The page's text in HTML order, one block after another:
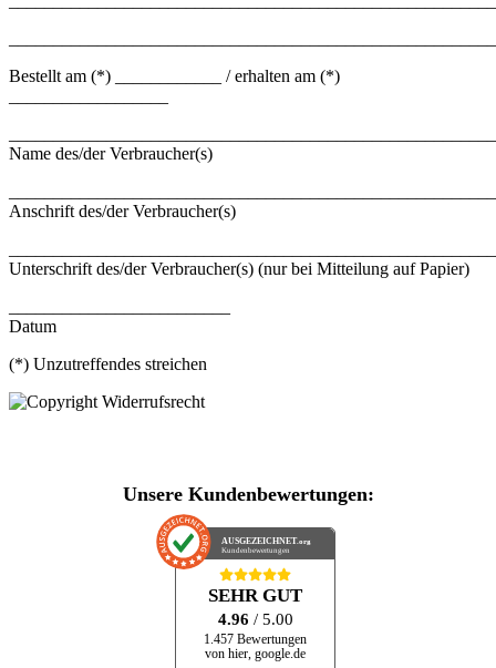
Bestellt am (*) ____________ / erhalten am (*)
Name des/der Verbraucher(s)
Anschrift des/der Verbraucher(s)
Unterschrift des/der Verbraucher(s) (nur bei Mitteilung auf Papier)
Datum
(*) Unzutreffendes streichen
Unsere Kundenbewertungen:
AUSGEZEICHNET.org
Kundenbewertungen
SEHR GUT
4.96 / 5.00
1.457 Bewertungen
von hier, google.de